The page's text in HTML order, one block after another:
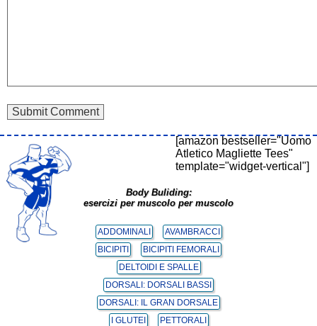
[amazon bestseller="Uomo
Atletico Magliette Tees"
template="widget-vertical"]
Body Buliding:
esercizi per muscolo per muscolo
ADDOMINALI
AVAMBRACCI
BICIPITI
BICIPITI FEMORALI
DELTOIDI E SPALLE
DORSALI: DORSALI BASSI
DORSALI: IL GRAN DORSALE
I GLUTEI
PETTORALI